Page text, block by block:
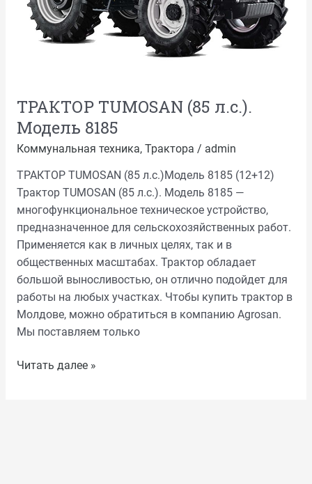
ТРАКТОР TUMOSAN (85 л.с.).
Модель 8185
Коммунальная техника, Трактора / admin
ТРАКТОР TUMOSAN (85 л.с.)Модель 8185 (12+12)
Трактор TUMOSAN (85 л.с.). Модель 8185 —
многофункциональное техническое устройство,
предназначенное для сельскохозяйственных работ.
Применяется как в личных целях, так и в
общественных масштабах. Трактор обладает
большой выносливостью, он отлично подойдет для
работы на любых участках. Чтобы купить трактор в
Молдове, можно обратиться в компанию Agrosan.
Мы поставляем только
Читать далее »